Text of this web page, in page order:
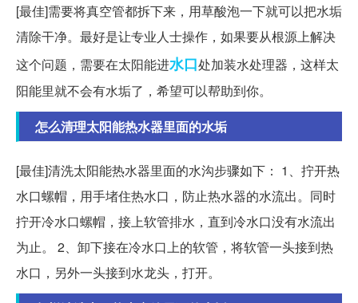
[最佳]需要将真空管都拆下来，用草酸泡一下就可以把水垢
清除干净。最好是让专业人士操作，如果要从根源上解决
这个问题，需要在太阳能进水口处加装水处理器，这样太
阳能里就不会有水垢了，希望可以帮助到你。
怎么清理太阳能热水器里面的水垢
[最佳]清洗太阳能热水器里面的水沟步骤如下： 1、拧开热
水口螺帽，用手堵住热水口，防止热水器的水流出。同时
拧开冷水口螺帽，接上软管排水，直到冷水口没有水流出
为止。 2、卸下接在冷水口上的软管，将软管一头接到热
水口，另外一头接到水龙头，打开。